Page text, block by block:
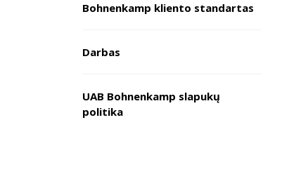
Bohnenkamp kliento standartas
Darbas
UAB Bohnenkamp slapukų
politika